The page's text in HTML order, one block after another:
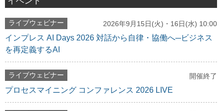
ライブウェビナー 2026年9月15日(火)・16日(水) 10:00
インプレス AI Days 2026 対話から自律・協働へ─ビジネス
を再定義するAI
ライブウェビナー 開催終了
プロセスマイニング コンファレンス 2026 LIVE